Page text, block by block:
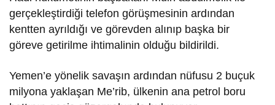
gerçekleştirdiği telefon görüşmesinin ardından
kentten ayrıldığı ve görevden alınıp başka bir
göreve getirilme ihtimalinin olduğu bildirildi.
Yemen’e yönelik savaşın ardından nüfusu 2 buçuk
milyona yaklaşan Me’rib, ülkenin ana petrol boru